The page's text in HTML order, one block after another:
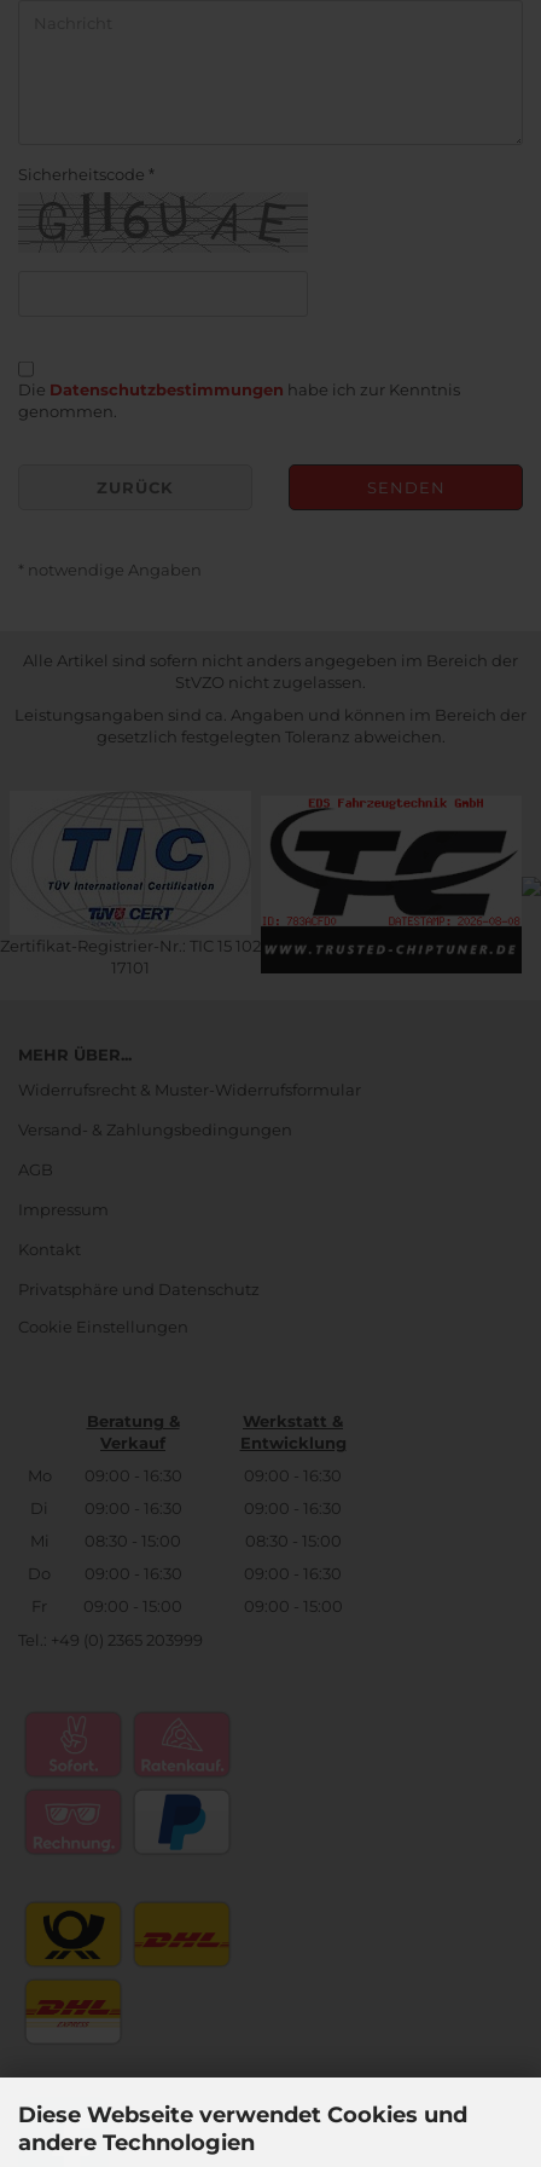
Diese Webseite verwendet Cookies und
andere Technologien
Sicherheitscode
DATENSCHUTZBESTIMMUNGEN
Die Datenschutzbestimmungen habe ich zur Kenntnis
genommen.
ZURÜCK SENDEN
* notwendige Angaben
Alle Artikel sind sofern nicht anders angegeben im Bereich der
StVZO nicht zugelassen.
Leistungsangaben sind ca. Angaben und können im Bereich der
gesetzlich festgelegten Toleranz abweichen.
Zertifikat-Registrier-Nr.: TIC 15 102
17101
MEHR ÜBER...
Widerrufsrecht & Muster-Widerrufsformular
Versand- & Zahlungsbedingungen
AGB
Impressum
Kontakt
Privatsphäre und Datenschutz
Cookie Einstellungen
Beratung &
Verkauf
Werkstatt &
Entwicklung
Mo
09:00 - 16:30
09:00 - 16:30
Di
09:00 - 16:30
09:00 - 16:30
Mi
08:30 - 15:00
08:30 - 15:00
Do
09:00 - 16:30
09:00 - 16:30
Fr
09:00 - 15:00
09:00 - 15:00
Tel.: +49 (0) 2365 203999